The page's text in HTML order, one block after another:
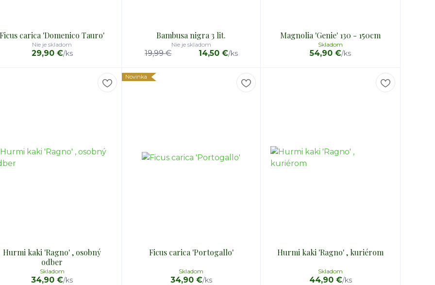
Ficus carica 'Domenico Tauro'
29,90 €/ks
Nie je skladom
Bambusa nigra 3 lit.
19,99 € 14,50 €/ks
Nie je skladom
Magnolia 'Genie' 130 - 150cm
54,90 €/ks
Skladom
Hurmi kaki 'Ragno' , osobný
odber
34,90 €/ks
Skladom
Novinka
Ficus carica 'Portogallo'
34,90 €/ks
Skladom
Hurmi kaki 'Ragno' , kuriérom
44,90 €/ks
Skladom